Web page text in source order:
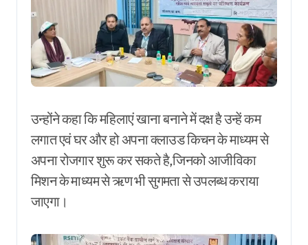
उन्होंने कहा कि महिलाएं खाना बनाने में दक्ष है उन्हें कम
लगात एवं घर और हो अपना क्लाउड किचन के माध्यम से
अपना रोजगार शुरू कर सकते है,जिनको आजीविका
मिशन के माध्यम से ऋण भी सुगमता से उपलब्ध कराया
जाएगा।